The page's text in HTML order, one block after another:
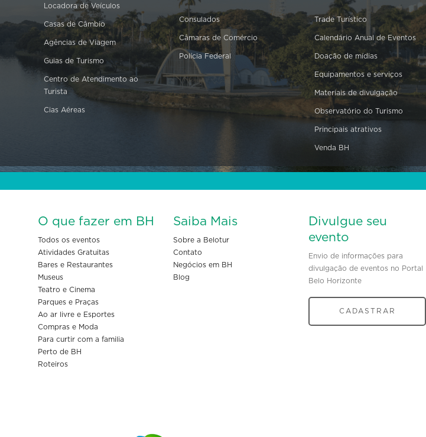
Locadora de Veículos
Casas de Câmbio
Agências de Viagem
Guias de Turismo
Centro de Atendimento ao
Turista
Cias Aéreas
Consulados
Câmaras de Comércio
Polícia Federal
Trade Turístico
Calendário Anual de Eventos
Doação de mídias
Equipamentos e serviços
Materiais de divulgação
Observatório do Turismo
Principais atrativos
Venda BH
O que fazer em BH
Todos os eventos
Atividades Gratuitas
Bares e Restaurantes
Museus
Teatro e Cinema
Parques e Praças
Ao ar livre e Esportes
Compras e Moda
Para curtir com a familia
Perto de BH
Roteiros
Saiba Mais
Sobre a Belotur
Contato
Negócios em BH
Blog
Divulgue seu
evento
Envio de informações para
divulgação de eventos no Portal
Belo Horizonte
CADASTRAR